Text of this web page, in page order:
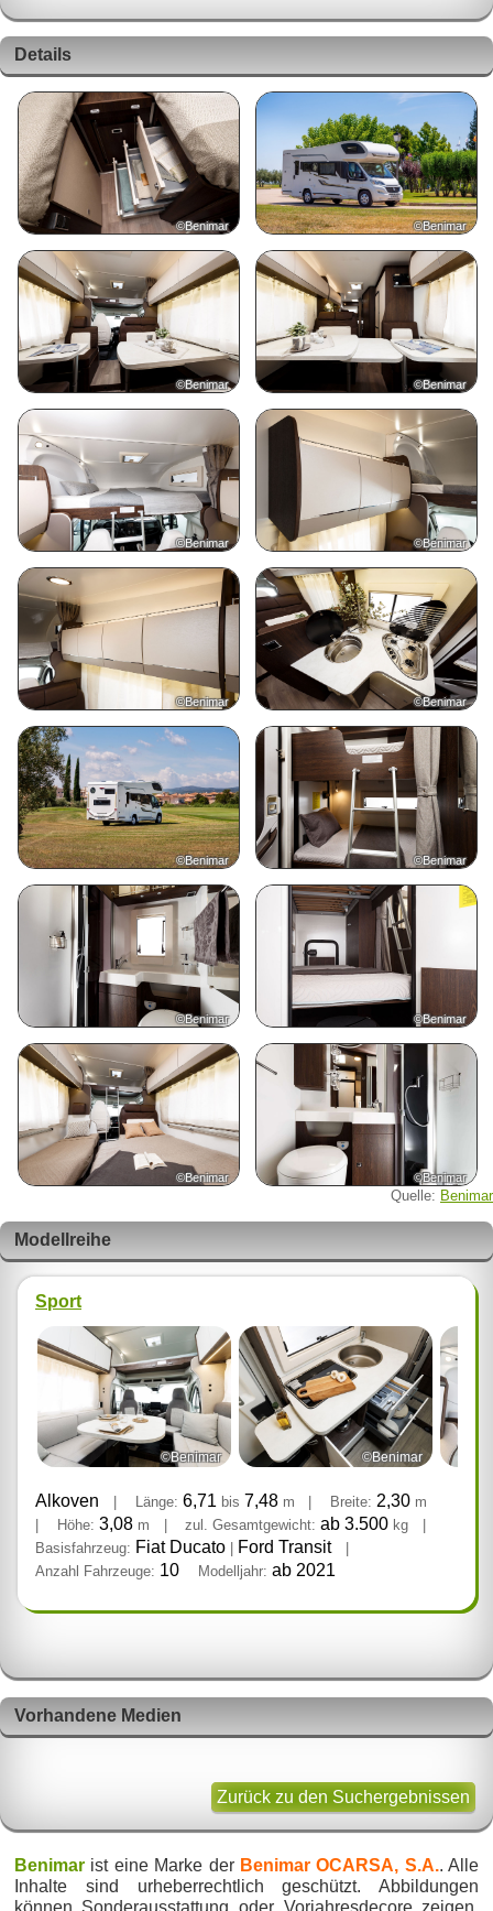
Details
©Benimar ©Benimar
©Benimar ©Benimar
©Benimar ©Benimar
©Benimar ©Benimar
©Benimar ©Benimar
©Benimar ©Benimar
©Benimar ©Benimar
Quelle: Benimar
Modellreihe
Sport
©Benimar ©Benimar
Alkoven | Länge: 6,71 bis 7,48 m | Breite: 2,30 m
|
Höhe: 3,08 m | zul. Gesamtgewicht: ab 3.500 kg
|
Basisfahrzeug: Fiat Ducato Ford Transit
Anzahl Fahrzeuge: 10 Modelljahr: ab 2021
Vorhandene Medien
Zurück zu den Suchergebnissen
Benimarist eine Marke der Benimar OCARSA, S.A.. Alle
Inhalte sind urheberrechtlich geschützt. Abbildungen
können Sonderausstattung oder Vorjahresdecore zeigen.